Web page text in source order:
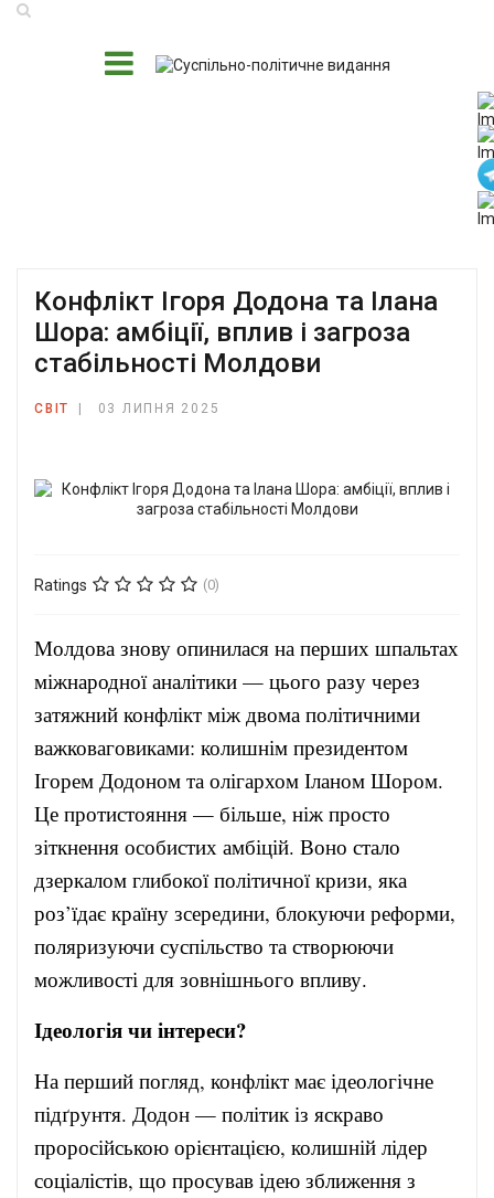
Конфлікт Ігоря Додона та Ілана
Шора: амбіції, вплив і загроза
стабільності Молдови
СВІТ 03 ЛИПНЯ 2025
Ratings (0)
Молдова знову опинилася на перших шпальтах
міжнародної аналітики — цього разу через
затяжний конфлікт між двома політичними
важковаговиками: колишнім президентом
Ігорем Додоном та олігархом Іланом Шором.
Це протистояння — більше, ніж просто
зіткнення особистих амбіцій. Воно стало
дзеркалом глибокої політичної кризи, яка
роз’їдає країну зсередини, блокуючи реформи,
поляризуючи суспільство та створюючи
можливості для зовнішнього впливу.
Ідеологія чи інтереси?
На перший погляд, конфлікт має ідеологічне
підґрунтя. Додон — політик із яскраво
проросійською орієнтацією, колишній лідер
соціалістів, що просував ідею зближення з